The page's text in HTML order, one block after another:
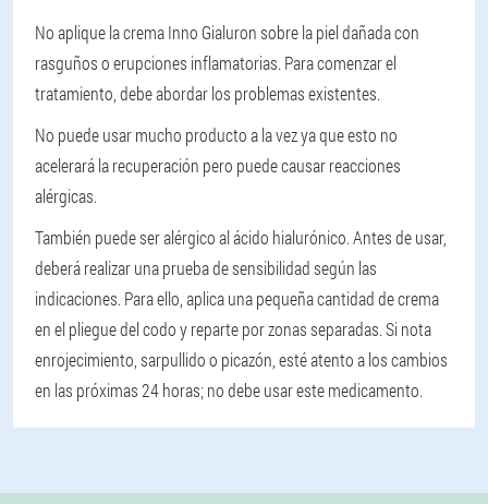
No aplique la crema Inno Gialuron sobre la piel dañada con
rasguños o erupciones inflamatorias. Para comenzar el
tratamiento, debe abordar los problemas existentes.
No puede usar mucho producto a la vez ya que esto no
acelerará la recuperación pero puede causar reacciones
alérgicas.
También puede ser alérgico al ácido hialurónico. Antes de usar,
deberá realizar una prueba de sensibilidad según las
indicaciones. Para ello, aplica una pequeña cantidad de crema
en el pliegue del codo y reparte por zonas separadas. Si nota
enrojecimiento, sarpullido o picazón, esté atento a los cambios
en las próximas 24 horas; no debe usar este medicamento.